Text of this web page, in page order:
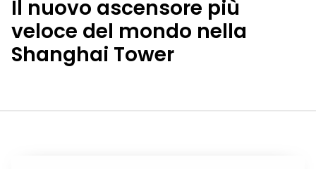
Il nuovo ascensore più
veloce del mondo nella
Shanghai Tower